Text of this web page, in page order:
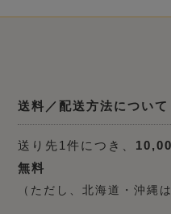
送料／配送方法について
送り先1件につき、
無料
（ただし、北海道・沖縄